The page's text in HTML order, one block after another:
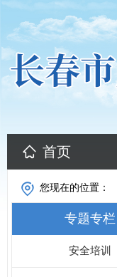
首页
您现在的位置：
专题专栏
安全培训